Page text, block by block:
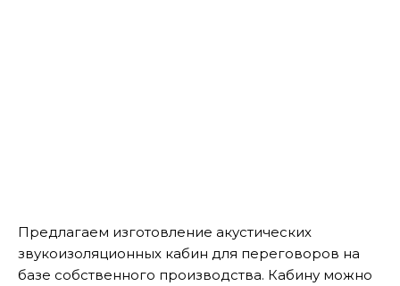
Предлагаем изготовление акустических
звукоизоляционных кабин для переговоров на
базе собственного производства. Кабину можно